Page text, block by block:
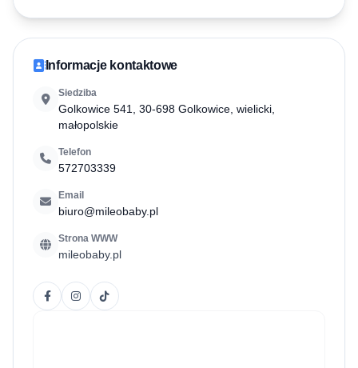
Informacje kontaktowe
Siedziba
Golkowice 541, 30-698 Golkowice, wielicki,
małopolskie
Telefon
572703339
Email
biuro@mileobaby.pl
Strona WWW
mileobaby.pl